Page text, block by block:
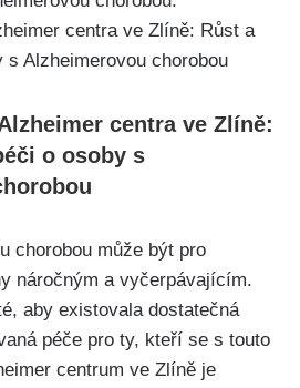
centra ve Zlíně:
o osoby s
chorobou může být pro
náročným a vyčerpávajícím.
aby existovala dostatečná
péče pro ty, kteří se s touto
centrum ve Zlíně je